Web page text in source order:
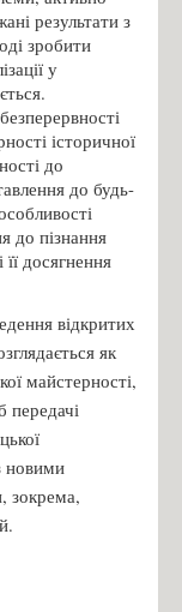
результати з
зробити
у
історичної
до
до будь-
до пізнання
досягнення
відкритих
як
майстерності,
передачі
новими
зокрема,